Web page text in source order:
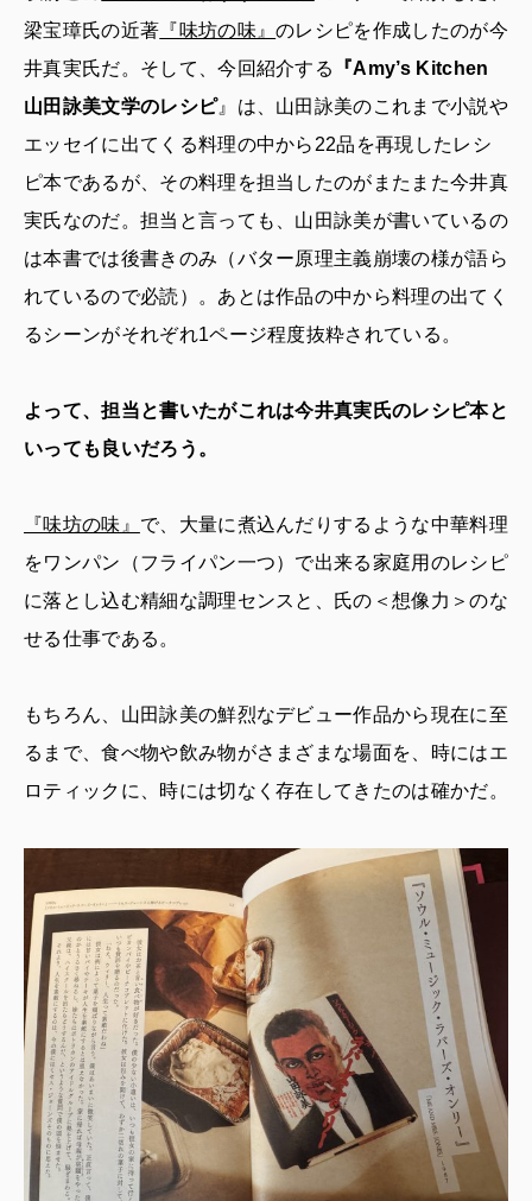
梁宝璋氏の近著 『味坊の味』のレシピを作成したのが今
井真実氏だ。そして、今回紹介する
『Amy’s Kitchen
山田詠美文学のレシピ』は、山田詠美のこれまで小説や
エッセイに出てくる料理の中から22品を再現したレシ
ピ本であるが、その料理を担当したのがまたまた今井真
実氏なのだ。担当と言っても、山田詠美が書いているの
は本書では後書きのみ（バター原理主義崩壊の様が語ら
れているので必読）。あとは作品の中から料理の出てく
るシーンがそれぞれ1ページ程度抜粋されている。
よって、担当と書いたがこれは今井真実氏のレシピ本と
いっても良いだろう。
『味坊の味』 で、大量に煮込んだりするような中華料理
をワンパン（フライパン一つ）で出来る家庭用のレシピ
に落とし込む精細な調理センスと、氏の＜想像力＞のな
せる仕事である。
もちろん、山田詠美の鮮烈なデビュー作品から現在に至
るまで、食べ物や飲み物がさまざまな場面を、時にはエ
ロティックに、時には切なく存在してきたのは確かだ。